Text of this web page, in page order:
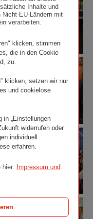
Inhalte und
EU-Ländern mit
verarbeiten.
klicken, stimmen
die in den Cookie
zu.
klicken, setzen wir nur
und cookielose
in „Einstellungen
widerrufen oder
individuell
erfahren.
hier: Impressum und